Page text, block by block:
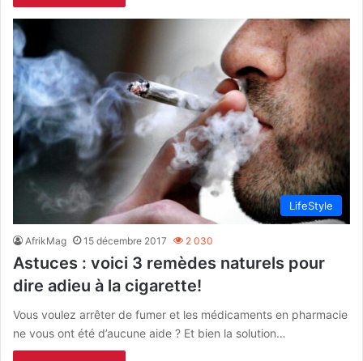
LifeStyle
AfrikMag 15 décembre 2017 2 030
Astuces : voici 3 remèdes naturels pour
dire adieu à la cigarette!
Vous voulez arrêter de fumer et les médicaments en pharmacie
ne vous ont été d’aucune aide ? Et bien la solution…